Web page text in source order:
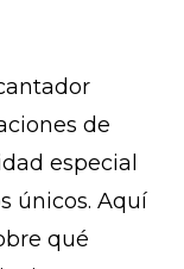
de
especial
únicos. Aquí
qué